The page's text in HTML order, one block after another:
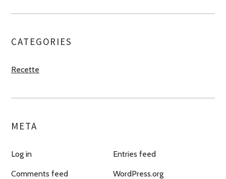
CATEGORIES
Recette
META
Log in Entries feed
Comments feed WordPress.org